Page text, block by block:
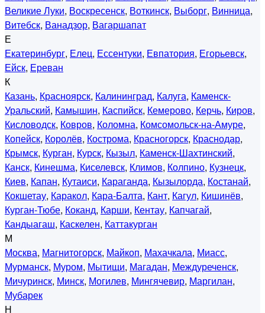
Великие Луки, Воскресенск, Воткинск, Выборг, Винница,
Витебск, Ванадзор, Вагаршапат
Е
Екатеринбург, Елец, Ессентуки, Евпатория, Егорьевск,
Ейск, Ереван
К
Казань, Красноярск, Калининград, Калуга, Каменск-
Уральский, Камышин, Каспийск, Кемерово, Керчь, Киров,
Кисловодск, Ковров, Коломна, Комсомольск-на-Амуре,
Копейск, Королёв, Кострома, Красногорск, Краснодар,
Крымск, Курган, Курск, Кызыл, Каменск-Шахтинский,
Канск, Кинешма, Киселевск, Климов, Колпино, Кузнецк,
Киев, Капан, Кутаиси, Караганда, Кызылорда, Костанай,
Кокшетау, Каракол, Кара-Балта, Кант, Кагул, Кишинёв,
Курган-Тюбе, Коканд, Карши, Кентау, Капчагай,
Кандыагаш, Каскелен, Каттакурган
М
Москва, Магнитогорск, Майкоп, Махачкала, Миасс,
Мурманск, Муром, Мытищи, Магадан, Междуреченск,
Мичуринск, Минск, Могилев, Мингячевир, Маргилан,
Мубарек
Н